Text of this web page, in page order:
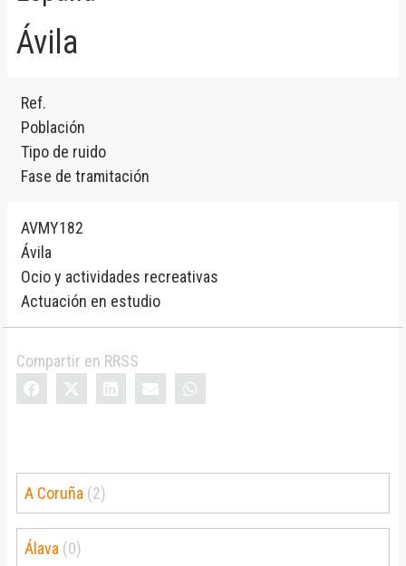
Ávila
Ref.
Población
Tipo de ruido
Fase de tramitación
AVMY182
Ávila
Ocio y actividades recreativas
Actuación en estudio
Compartir en RRSS
A Coruña (2)
Álava (0)